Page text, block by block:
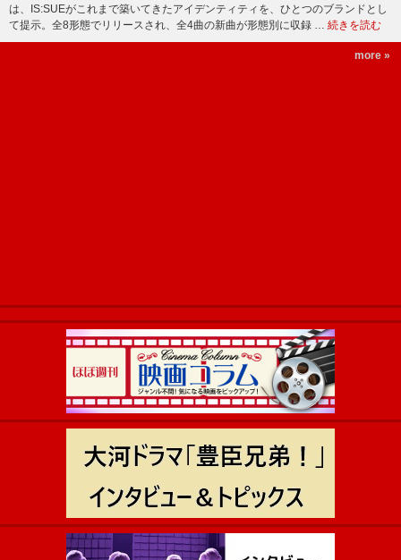
は、IS:SUEがこれまで築いてきたアイデンティティを、ひとつのブランドとし
て提示。全8形態でリリースされ、全4曲の新曲が形態別に収録 … 続きを読む
more »